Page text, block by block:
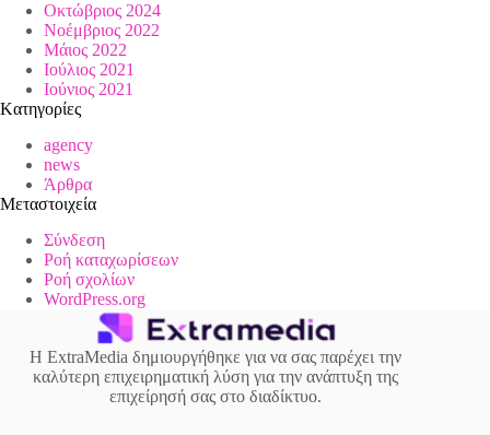
Οκτώβριος 2024
Νοέμβριος 2022
Μάιος 2022
Ιούλιος 2021
Ιούνιος 2021
Kατηγορίες
agency
news
Άρθρα
Μεταστοιχεία
Σύνδεση
Ροή καταχωρίσεων
Ροή σχολίων
WordPress.org
Η ExtraMedia δημιουργήθηκε για να σας παρέχει την
καλύτερη επιχειρηματική λύση για την ανάπτυξη της
επιχείρησή σας στο διαδίκτυο.